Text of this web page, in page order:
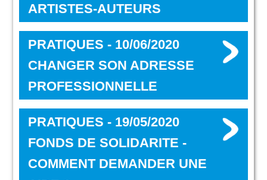
ARTISTES-AUTEURS
PRATIQUES - 10/06/2020
CHANGER SON ADRESSE
PROFESSIONNELLE
PRATIQUES - 19/05/2020
FONDS DE SOLIDARITE -
COMMENT DEMANDER UNE